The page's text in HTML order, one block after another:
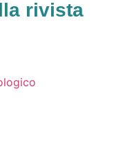
rivista